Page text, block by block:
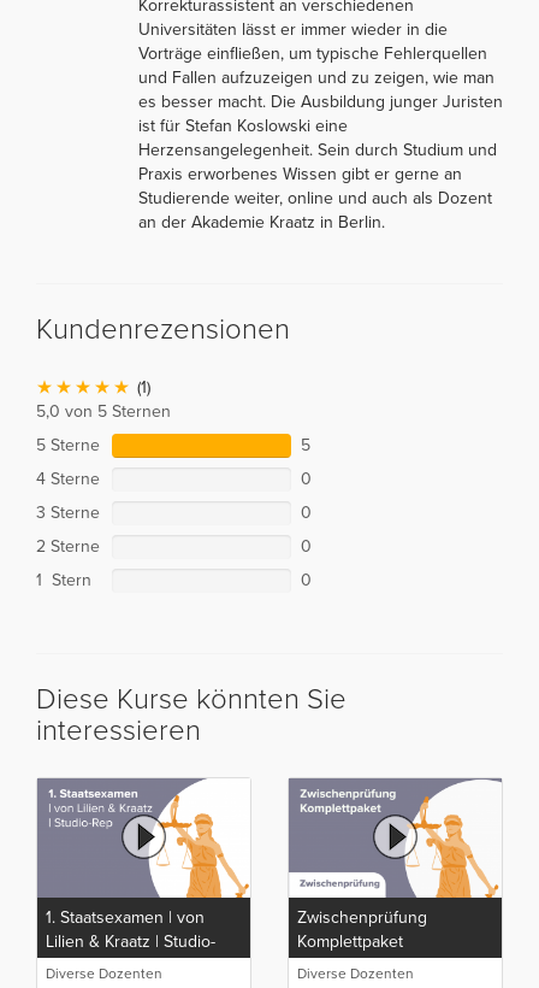
Korrekturassistent an verschiedenen
Universitäten lässt er immer wieder in die
Vorträge einfließen, um typische Fehlerquellen
und Fallen aufzuzeigen und zu zeigen, wie man
es besser macht. Die Ausbildung junger Juristen
ist für Stefan Koslowski eine
Herzensangelegenheit. Sein durch Studium und
Praxis erworbenes Wissen gibt er gerne an
Studierende weiter, online und auch als Dozent
an der Akademie Kraatz in Berlin.
Kundenrezensionen
(1)
5,0 von 5 Sternen
5 Sterne
5
4 Sterne
0
3 Sterne
0
2 Sterne
0
1 Stern
0
Diese Kurse könnten Sie
interessieren
1. Staatsexamen | von
Lilien & Kraatz | Studio-
Rep
Diverse Dozenten
Zwischenprüfung
Komplettpaket
Diverse Dozenten